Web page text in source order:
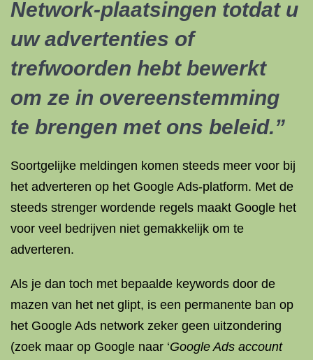
Network-plaatsingen totdat u
uw advertenties of
trefwoorden hebt bewerkt
om ze in overeenstemming
te brengen met ons beleid.”
Soortgelijke meldingen komen steeds meer voor bij
het adverteren op het Google Ads-platform. Met de
steeds strenger wordende regels maakt Google het
voor veel bedrijven niet gemakkelijk om te
adverteren.
Als je dan toch met bepaalde keywords door de
mazen van het net glipt, is een permanente ban op
het Google Ads network zeker geen uitzondering
(zoek maar op Google naar ‘Google Ads account